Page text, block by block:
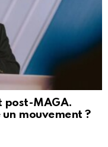
post-MAGA.
mouvement ?